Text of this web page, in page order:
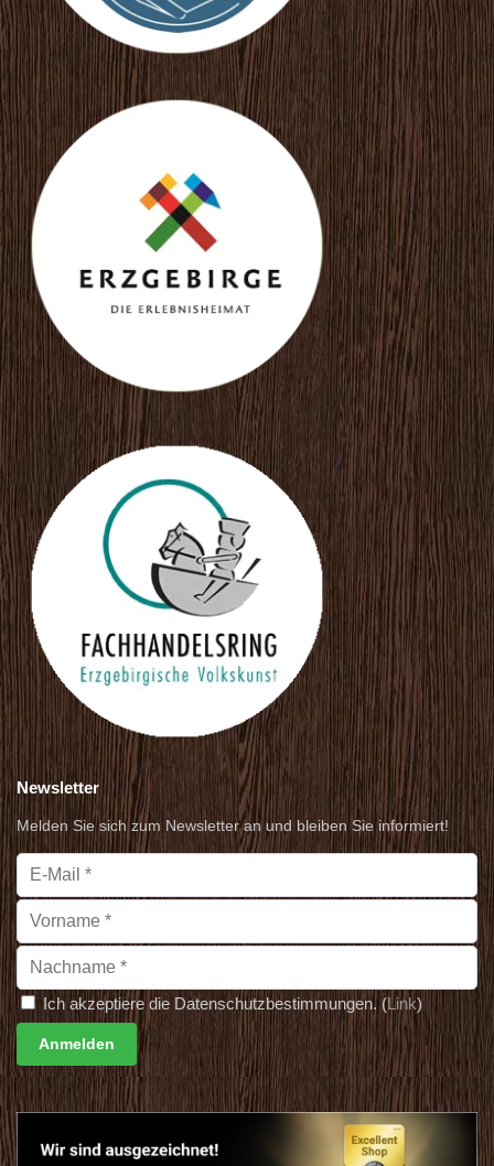
Newsletter
Melden Sie sich zum Newsletter an und bleiben Sie informiert!
Ich akzeptiere die Datenschutzbestimmungen. (Link)